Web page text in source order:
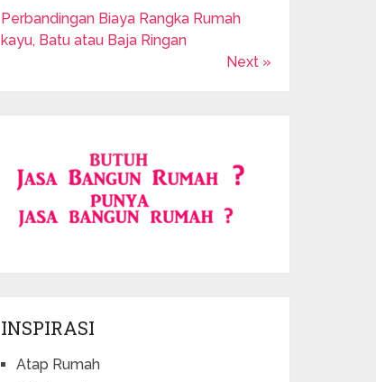
Perbandingan Biaya Rangka Rumah
kayu, Batu atau Baja Ringan
Next »
INSPIRASI
Atap Rumah